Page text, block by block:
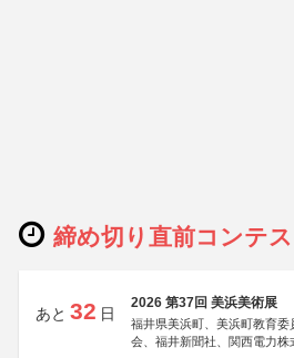
締め切り直前コンテス
あと 32 日
2026 第37回 美浜美術展
福井県美浜町、美浜町教育委
会、福井新聞社、関西電力株